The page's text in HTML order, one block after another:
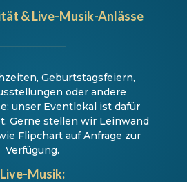
& Live-Musik-Anlässe
Geburtstagsfeiern,
oder andere
unser Eventlokal ist dafür
Gerne stellen wir Leinwand
Flipchart auf Anfrage zur
Verfügung.
Live-Musik: